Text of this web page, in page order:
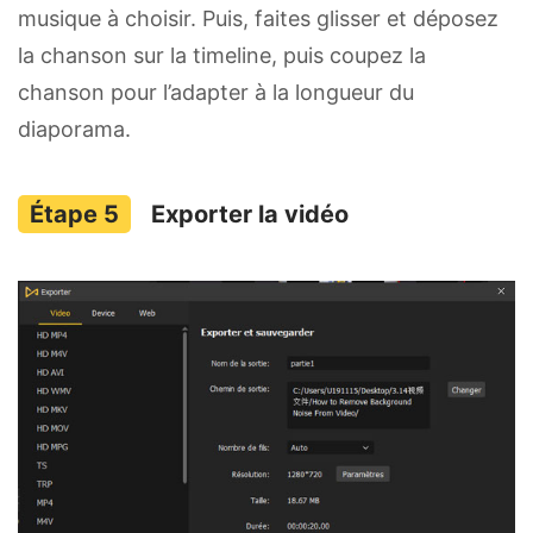
musique à choisir. Puis, faites glisser et déposez
la chanson sur la timeline, puis coupez la
chanson pour l’adapter à la longueur du
diaporama.
Exporter la vidéo